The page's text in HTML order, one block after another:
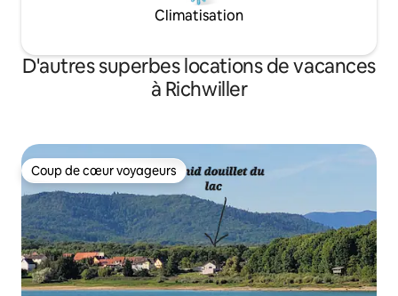
Climatisation
D'autres superbes locations de vacances
à Richwiller
Coup de cœur voyageurs
Coup de cœur voyageurs